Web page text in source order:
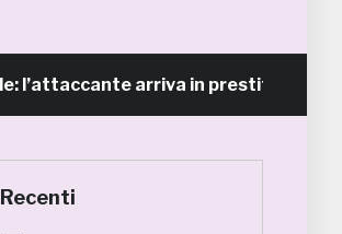
arriva in prestito dal Napoli